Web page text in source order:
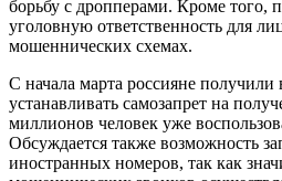
борьбу с дропперами. Кроме того,
уголовную ответственность для
мошеннических схемах.
С начала марта россияне получили
устанавливать самозапрет на
миллионов человек уже
Обсуждается также возможность
иностранных номеров, так как